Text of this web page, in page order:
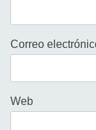
Correo
Web